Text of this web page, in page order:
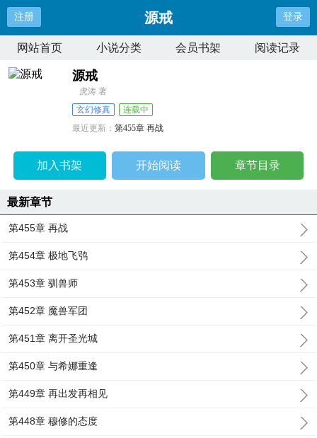
注册 源戒 登录
网站首页 小说分类 会员书架 阅读记录
源戒
虎涛 著
玄幻修真
连载中
最近更新：第455章 再战
加入书架 开始阅读 章节目录
最新章节
第455章 再战
第454章 极地飞鸮
第453章 驯兽师
第452章 魔兽军团
第451章 离开圣光城
第450章 与希娜重逢
第449章 再出发再相见
第448章 穆修的态度